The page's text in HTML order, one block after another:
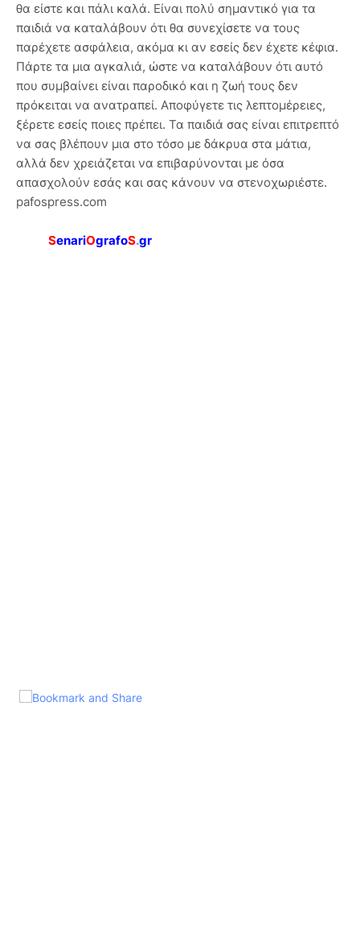
θα είστε και πάλι καλά. Είναι πολύ σημαντικό για τα
παιδιά να καταλάβουν ότι θα συνεχίσετε να τους
παρέχετε ασφάλεια, ακόμα κι αν εσείς δεν έχετε κέφια.
Πάρτε τα μια αγκαλιά, ώστε να καταλάβουν ότι αυτό
που συμβαίνει είναι παροδικό και η ζωή τους δεν
πρόκειται να ανατραπεί. Αποφύγετε τις λεπτομέρειες,
ξέρετε εσείς ποιες πρέπει. Τα παιδιά σας είναι επιτρεπτό
να σας βλέπουν μια στο τόσο με δάκρυα στα μάτια,
αλλά δεν χρειάζεται να επιβαρύνονται με όσα
απασχολούν εσάς και σας κάνουν να στενοχωριέστε.
pafospress.com
SenariOgrafoS.gr